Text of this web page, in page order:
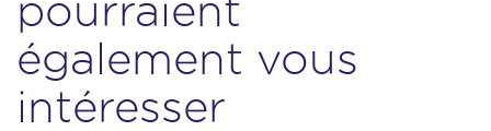
pourraient
également vous
intéresser